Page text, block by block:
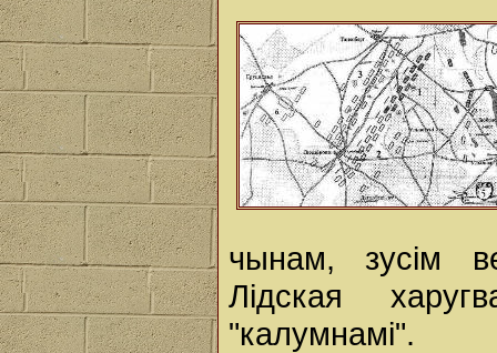
чынам, зусім
Лідская
"калумнамі".